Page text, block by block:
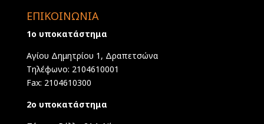
ΕΠΙΚΟΙΝΩΝΙΑ
1ο υποκατάστημα
Αγίου Δημητρίου 1, Δραπετσώνα
Τηλέφωνο: 2104610001
Fax: 2104610300
2ο υποκατάστημα